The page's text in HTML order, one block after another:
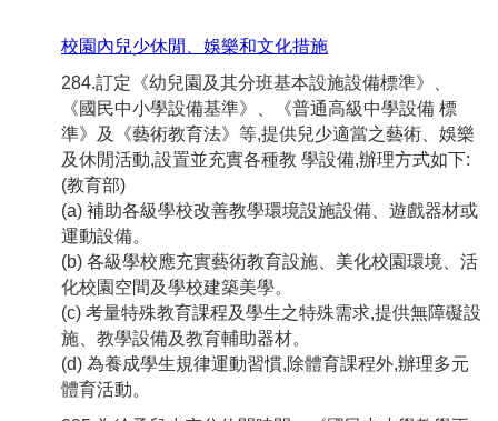
校園內兒少休閒、娛樂和文化措施
284.訂定《幼兒園及其分班基本設施設備標準》、
《國民中小學設備基準》、《普通高級中學設備 標
準》及《藝術教育法》等,提供兒少適當之藝術、娛樂
及休閒活動,設置並充實各種教 學設備,辦理方式如下:
(教育部)
(a) 補助各級學校改善教學環境設施設備、遊戲器材或
運動設備。
(b) 各級學校應充實藝術教育設施、美化校園環境、活
化校園空間及學校建築美學。
(c) 考量特殊教育課程及學生之特殊需求,提供無障礙設
施、教學設備及教育輔助器材。
(d) 為養成學生規律運動習慣,除體育課程外,辦理多元
體育活動。